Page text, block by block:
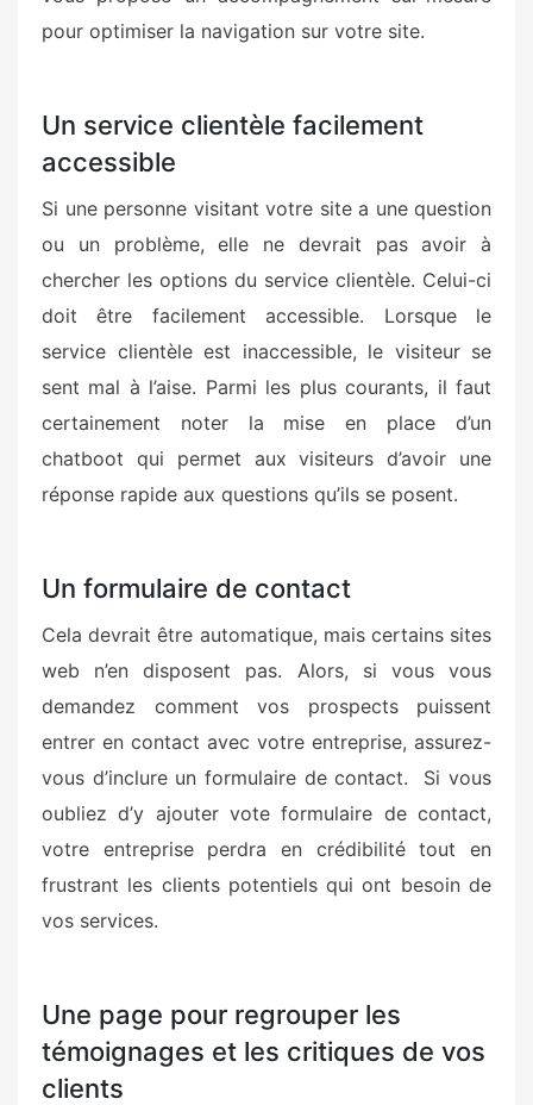
pour optimiser la navigation sur votre site.
Un service clientèle facilement
accessible
Si une personne visitant votre site a une question
ou un problème, elle ne devrait pas avoir à
chercher les options du service clientèle. Celui-ci
doit être facilement accessible. Lorsque le
service clientèle est inaccessible, le visiteur se
sent mal à l’aise. Parmi les plus courants, il faut
certainement noter la mise en place d’un
chatboot qui permet aux visiteurs d’avoir une
réponse rapide aux questions qu’ils se posent.
Un formulaire de contact
Cela devrait être automatique, mais certains sites
web n’en disposent pas. Alors, si vous vous
demandez comment vos prospects puissent
entrer en contact avec votre entreprise, assurez-
vous d’inclure un formulaire de contact. Si vous
oubliez d’y ajouter vote formulaire de contact,
votre entreprise perdra en crédibilité tout en
frustrant les clients potentiels qui ont besoin de
vos services.
Une page pour regrouper les
témoignages et les critiques de vos
clients